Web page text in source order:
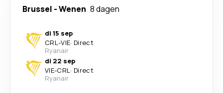
Brussel -Wenen 8 dagen
di 15 sep
CRL-VIE· Direct
Ryanair
di 22 sep
VIE-CRL· Direct
Ryanair